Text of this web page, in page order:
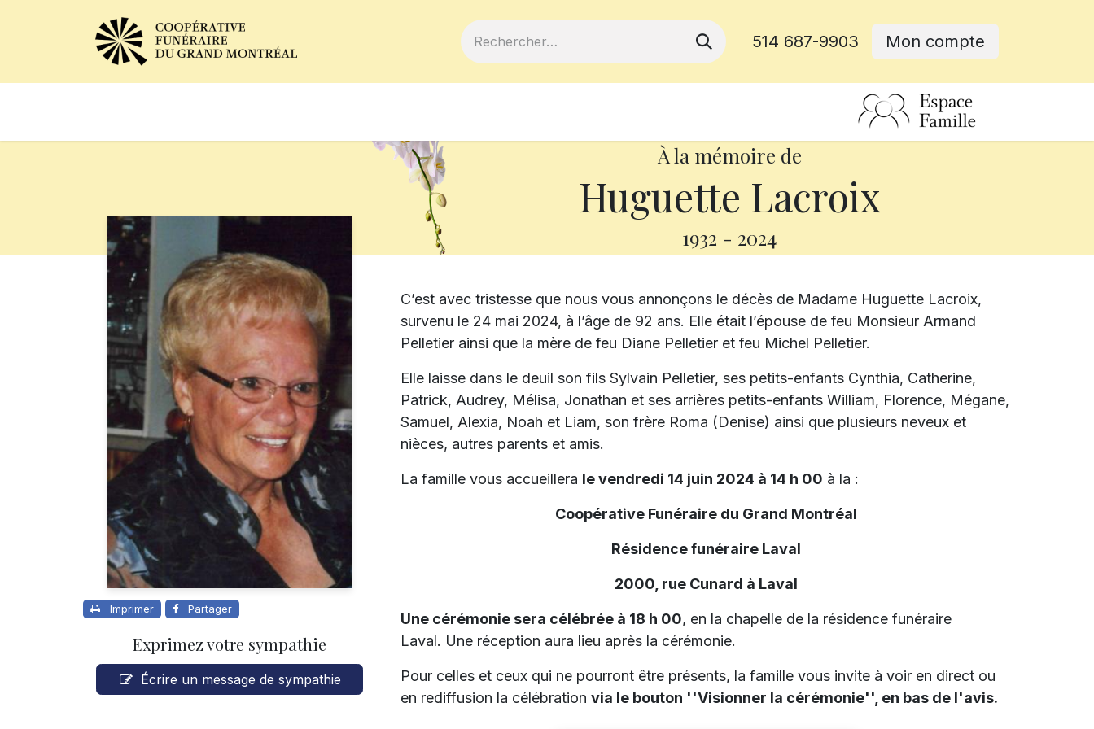
514 687-9903 Mon compte
À la mémoire de
Huguette Lacroix
1932 - 2024
Imprimer Partager
Exprimez votre sympathie
Écrire un message de sympathie
C’est avec tristesse que nous vous annonçons le décès de Madame Huguette Lacroix,
survenu le 24 mai 2024, à l’âge de 92 ans. Elle était l’épouse de feu Monsieur Armand
Pelletier ainsi que la mère de feu Diane Pelletier et feu Michel Pelletier.
Elle laisse dans le deuil son fils Sylvain Pelletier, ses petits-enfants Cynthia, Catherine,
Patrick, Audrey, Mélisa, Jonathan et ses arrières petits-enfants William, Florence, Mégane,
Samuel, Alexia, Noah et Liam, son frère Roma (Denise) ainsi que plusieurs neveux et
nièces, autres parents et amis.
La famille vous accueillera le vendredi 14 juin 2024 à 14 h 00 à la :
Coopérative Funéraire du Grand Montréal
Résidence funéraire Laval
2000, rue Cunard à Laval
Une cérémonie sera célébrée à 18 h 00, en la chapelle de la résidence funéraire
Laval. Une réception aura lieu après la cérémonie.
Pour celles et ceux qui ne pourront être présents, la famille vous invite à voir en direct ou
en rediffusion la célébration via le bouton ''Visionner la cérémonie'', en bas de l'avis.